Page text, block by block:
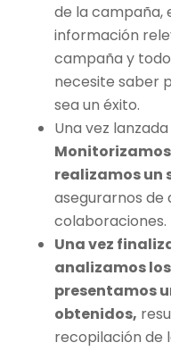
de la campaña,
información
campaña y
necesite saber
sea un éxito.
Una vez
realizamos un
asegurarnos de
colaboraciones.
Una vez
analizamos
presentamos
obtenidos,
recopilación de